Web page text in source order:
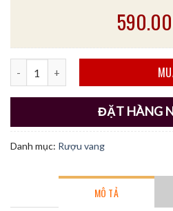
RƯỢU VANG M DE MINUTY RUBY
ĐẶT HÀNG
Danh mục: Rượu vang
MÔ TẢ